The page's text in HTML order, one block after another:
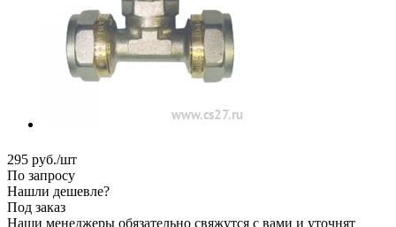
295 руб./шт
По запросу
Нашли дешевле?
Под заказ
Наши менеджеры обязательно свяжутся с вами и уточнят